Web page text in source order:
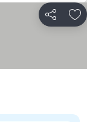
Partager